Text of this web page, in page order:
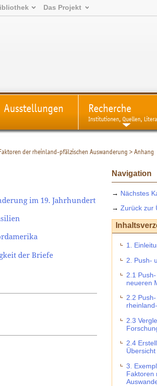
Das Projekt
Ausstellungen Recherche
Institutionen, Quellen,
der rheinland-pfälzischen Auswanderung >Anhang
im 19. Jahrhundert
der Briefe
Navigation
→ Nächstes
→Zurück zur
1.
2. Push-
2.1
neueren
2.2
2.3
2.4
Übersicht
3.
Faktoren